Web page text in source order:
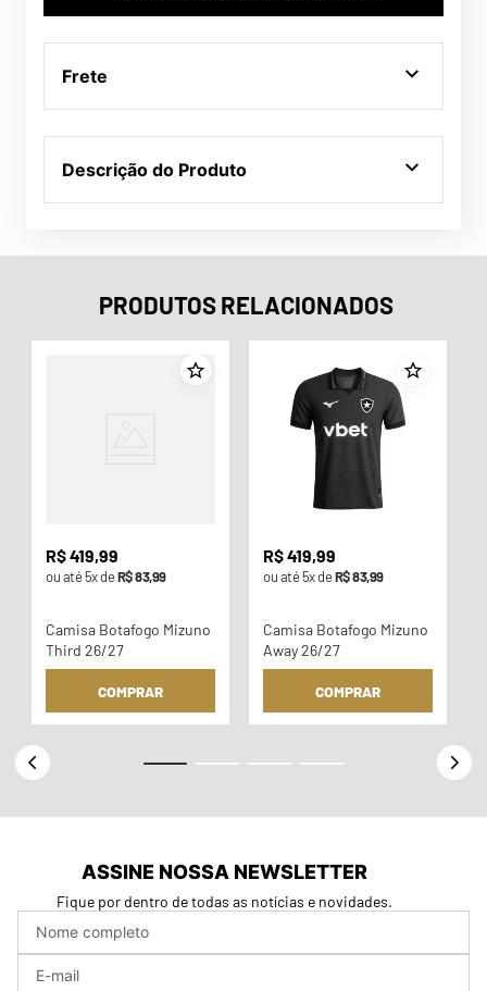
Frete
Descrição do Produto
PRODUTOS RELACIONADOS
R$419,99
ou até5x deR$83,99
Camisa Botafogo Mizuno
Third 26/27
COMPRAR
R$419,99
ou até5x deR$83,99
Camisa Botafogo Mizuno
Away 26/27
COMPRAR
ASSINE NOSSA NEWSLETTER
Fique por dentro de todas as notícias e novidades.